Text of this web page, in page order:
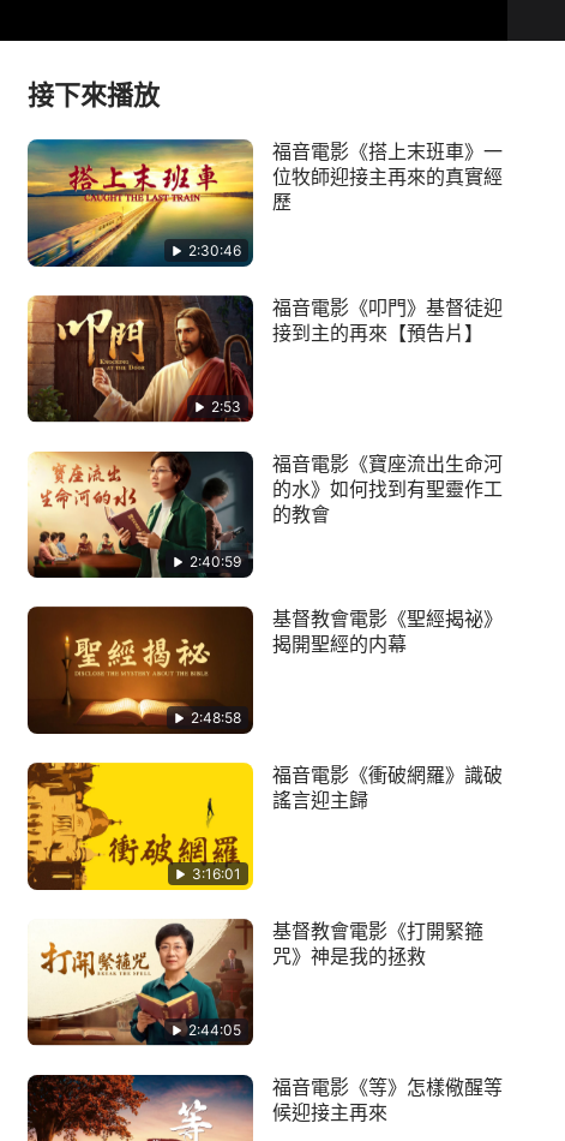
接下來播放
2:30:46
福音電影《搭上末班車》一
位牧師迎接主再來的真實經
歷
2:53
福音電影《叩門》基督徒迎
接到主的再來【預告片】
2:40:59
福音電影《寶座流出生命河
的水》如何找到有聖靈作工
的教會
2:48:58
基督教會電影《聖經揭祕》
揭開聖經的内幕
3:16:01
福音電影《衝破網羅》識破
謠言迎主歸
2:44:05
基督教會電影《打開緊箍
咒》神是我的拯救
福音電影《等》怎樣儆醒等
候迎接主再來